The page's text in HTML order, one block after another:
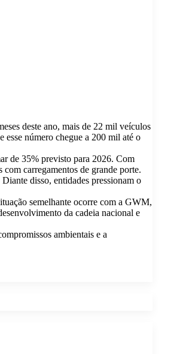
deste ano, mais de 22 mil veículos
número chegue a 200 mil até o
de 35% previsto para 2026. Com
carregamentos de grande porte.
disso, entidades pressionam o
semelhante ocorre com a GWM,
da cadeia nacional e
ambientais e a